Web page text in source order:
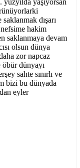
dışarı
hakim
saklanmaya devam
olsun dünya
zor napcaz
dünyayı
sahte sınırlı ve
bizi bu dünyada
eyler